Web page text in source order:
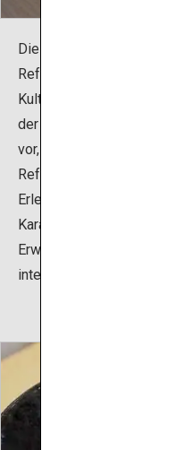
Die
Referenzraums sollen
Kultur des Karate
der ganzen Welt
vor, die diesen Sport
Referenzraum besteht
Erlebnissen und
Karatesportler als auch
Erwachsene, sowie alle
interessieren, über die